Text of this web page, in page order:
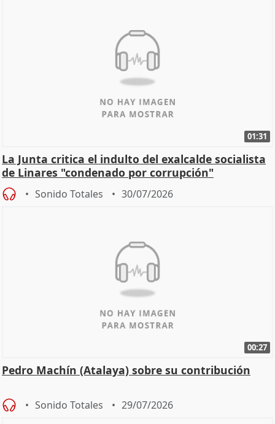
01:31
La Junta critica el indulto del exalcalde socialista
de Linares "condenado por corrupción"
Sonido Totales 30/07/2026
00:27
Pedro Machín (Atalaya) sobre su contribución
Sonido Totales 29/07/2026